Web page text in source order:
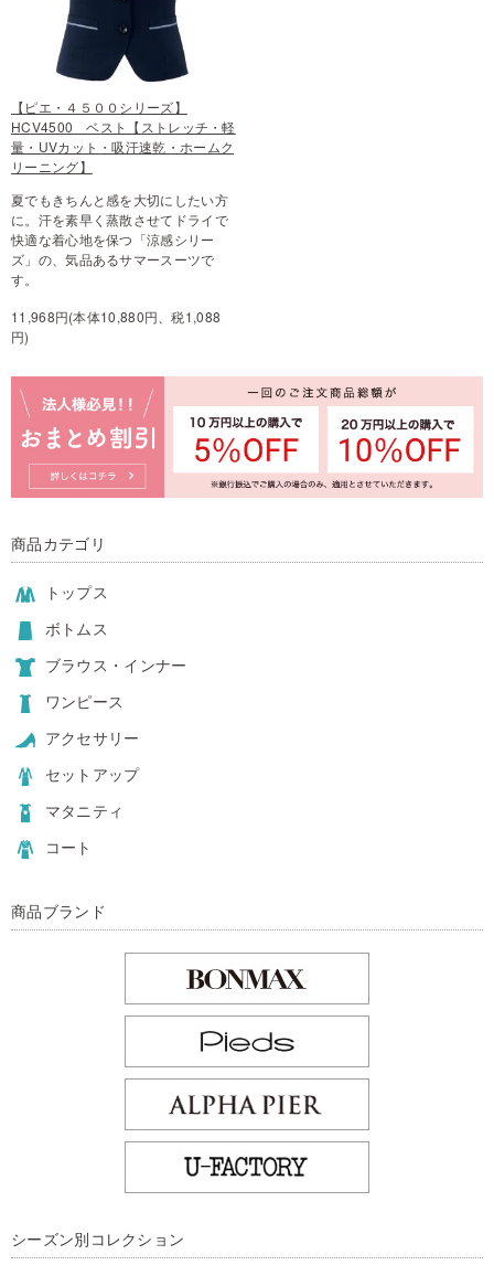
【ピエ・４５００シリーズ】
HCV4500 ベスト【ストレッチ・軽
量・UVカット・吸汗速乾・ホームク
リーニング】
夏でもきちんと感を大切にしたい方
に。汗を素早く蒸散させてドライで
快適な着心地を保つ「涼感シリー
ズ」の、気品あるサマースーツで
す。
11,968円(本体10,880円、税1,088
円)
商品カテゴリ
トップス
ボトムス
ブラウス・インナー
ワンピース
アクセサリー
セットアップ
マタニティ
コート
商品ブランド
シーズン別コレクション